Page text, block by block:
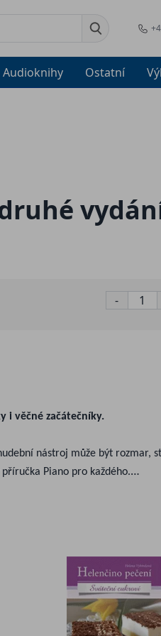
Audioknihy Ostatní
-
i věčné začátečníky.
nástroj může být rozmar,
Piano pro každého.
základní terminologie,